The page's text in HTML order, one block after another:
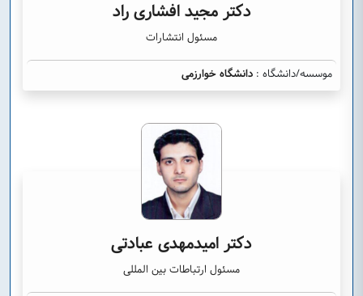
دکتر مجید افشاری راد
مسئول انتشارات
موسسه/دانشگاه : دانشگاه خوارزمی
دکتر امیدمهدی عبادتی
مسئول ارتباطات بین المللی